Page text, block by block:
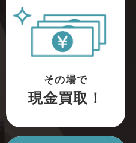
その場で
現金買取！